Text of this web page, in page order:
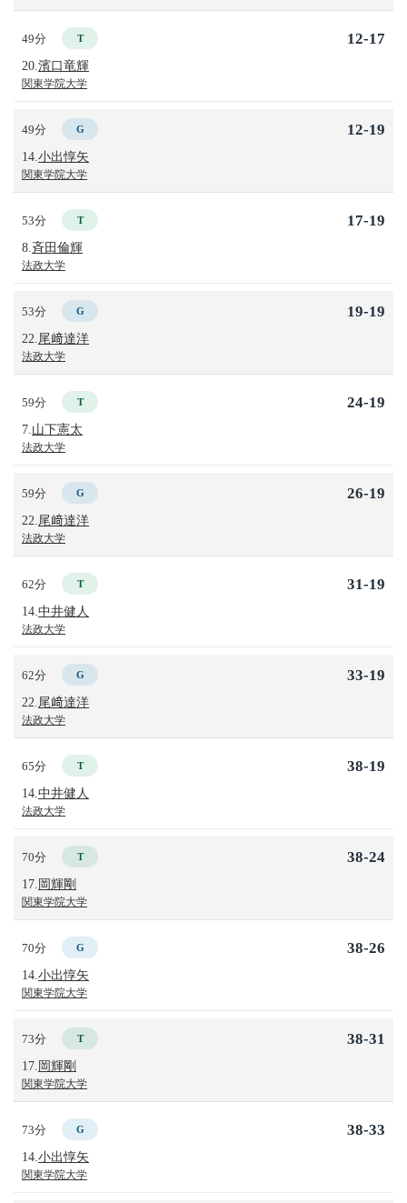
49分 T
20. 濱口竜輝
関東学院大学
12-17
49分 G
14. 小出惇矢
関東学院大学
12-19
53分 T
8. 斉田倫輝
法政大学
17-19
53分 G
22. 尾﨑達洋
法政大学
19-19
59分 T
7. 山下憲太
法政大学
24-19
59分 G
22. 尾﨑達洋
法政大学
26-19
62分 T
14. 中井健人
法政大学
31-19
62分 G
22. 尾﨑達洋
法政大学
33-19
65分 T
14. 中井健人
法政大学
38-19
70分 T
17. 岡輝剛
関東学院大学
38-24
70分 G
14. 小出惇矢
関東学院大学
38-26
73分 T
17. 岡輝剛
関東学院大学
38-31
73分 G
14. 小出惇矢
関東学院大学
38-33